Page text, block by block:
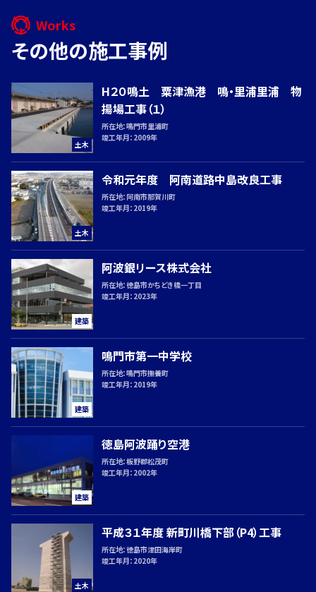
お
話
で
の
お
問
い
合
わ
せ
088-
686-
5145
Web
から
問い
合わ
せ
Works
その他の施工事例
土木
H２０鳴土 粟津漁港 鳴・里浦里浦 物
揚場工事（１）
所在地：鳴門市里浦町
竣工年月： 2009年
土木
令和元年度 阿南道路中島改良工事
所在地： 阿南市那賀川町
竣工年月： 2019年
建築
阿波銀リース株式会社
所在地：徳島市かちどき橋一丁目
竣工年月： 2023年
建築
鳴門市第一中学校
所在地：鳴門市撫養町
竣工年月： 2019年
建築
徳島阿波踊り空港
所在地：板野郡松茂町
竣工年月： 2002年
土木
平成３１年度 新町川橋下部（P4）工事
所在地：徳島市津田海岸町
竣工年月： 2020年